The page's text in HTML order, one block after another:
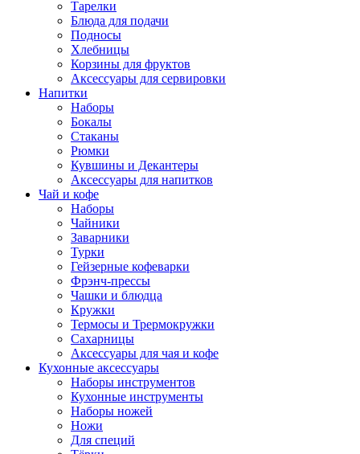
Тарелки
Блюда для подачи
Подносы
Хлебницы
Корзины для фруктов
Аксессуары для сервировки
Напитки
Наборы
Бокалы
Стаканы
Рюмки
Кувшины и Декантеры
Аксессуары для напитков
Чай и кофе
Наборы
Чайники
Заварники
Турки
Гейзерные кофеварки
Фрэнч-прессы
Чашки и блюдца
Кружки
Термосы и Трермокружки
Сахарницы
Аксессуары для чая и кофе
Кухонные аксессуары
Наборы инструментов
Кухонные инструменты
Наборы ножей
Ножи
Для специй